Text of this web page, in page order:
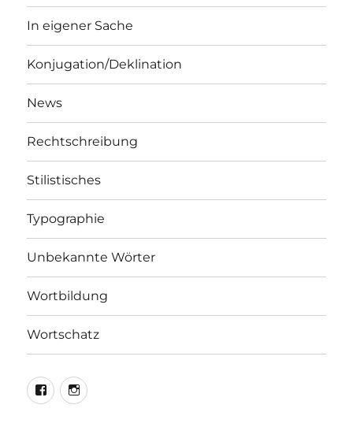
In eigener Sache
Konjugation/Deklination
News
Rechtschreibung
Stilistisches
Typographie
Unbekannte Wörter
Wortbildung
Wortschatz
LEO@Facebook
LEO@Instagram